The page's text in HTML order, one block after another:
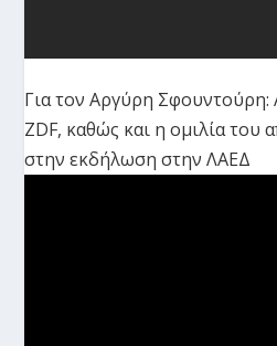
Για τον Αργύρη
ZDF, καθώς και η ομιλία του
στην εκδήλωση στην ΛΑΕΔ